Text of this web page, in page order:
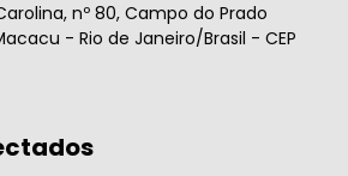
nº 80, Campo do Prado
- Rio de Janeiro/Brasil - CEP